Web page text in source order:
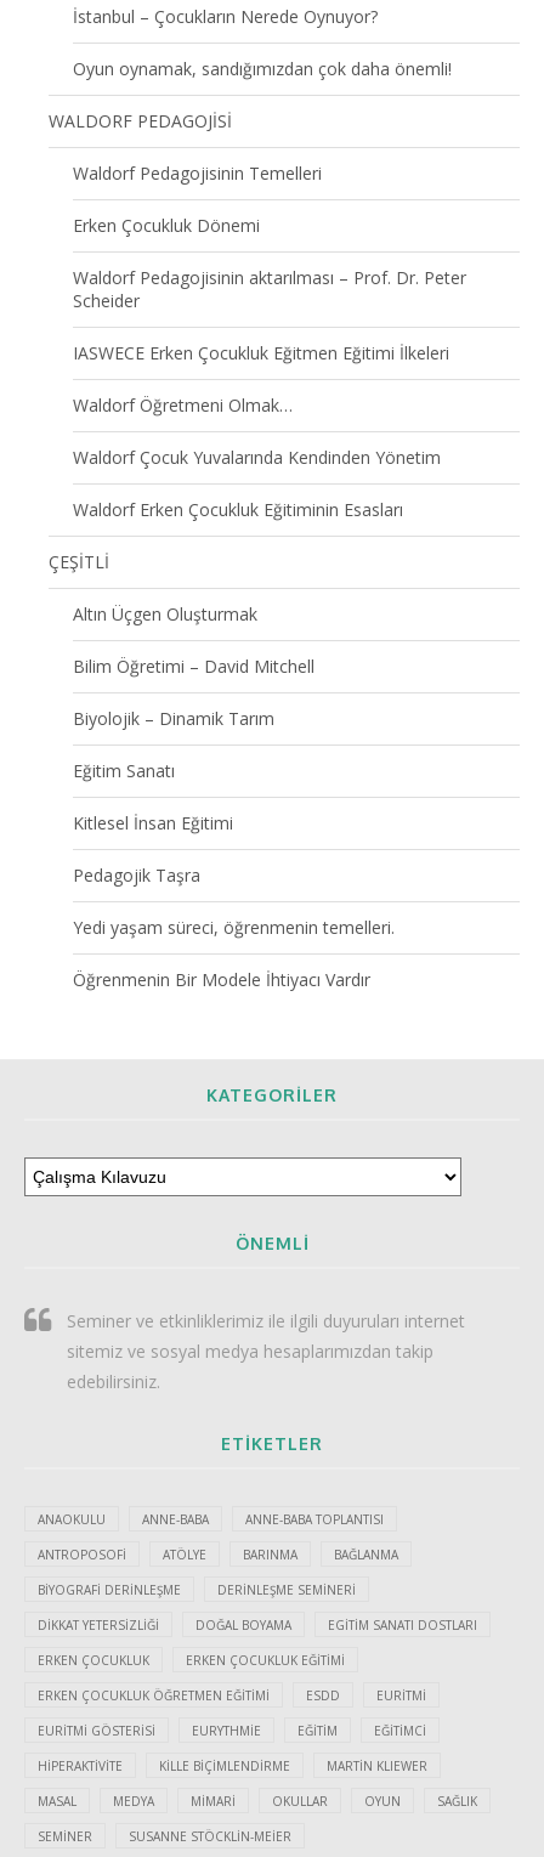
İstanbul – Çocukların Nerede Oynuyor?
Oyun oynamak, sandığımızdan çok daha önemli!
WALDORF PEDAGOJİSİ
Waldorf Pedagojisinin Temelleri
Erken Çocukluk Dönemi
Waldorf Pedagojisinin aktarılması – Prof. Dr. Peter
Scheider
IASWECE Erken Çocukluk Eğitmen Eğitimi İlkeleri
Waldorf Öğretmeni Olmak…
Waldorf Çocuk Yuvalarında Kendinden Yönetim
Waldorf Erken Çocukluk Eğitiminin Esasları
ÇEŞİTLİ
Altın Üçgen Oluşturmak
Bilim Öğretimi – David Mitchell
Biyolojik – Dinamik Tarım
Eğitim Sanatı
Kitlesel İnsan Eğitimi
Pedagojik Taşra
Yedi yaşam süreci, öğrenmenin temelleri.
Öğrenmenin Bir Modele İhtiyacı Vardır
KATEGORILER
ÖNEMLI
Seminer ve etkinliklerimiz ile ilgili duyuruları internet
sitemiz ve sosyal medya hesaplarımızdan takip
edebilirsiniz.
ETIKETLER
ANAOKULU ANNE-BABA ANNE-BABA TOPLANTISI
ANTROPOSOFI ATÖLYE BARINMA BAĞLANMA
BIYOGRAFI DERINLEŞME DERINLEŞME SEMINERI
DIKKAT YETERSIZLIĞI DOĞAL BOYAMA EGITIM SANATI DOSTLARI
ERKEN ÇOCUKLUK ERKEN ÇOCUKLUK EĞITIMI
ERKEN ÇOCUKLUK ÖĞRETMEN EĞITIMI ESDD EURITMI
EURITMI GÖSTERISI EURYTHMIE EĞITIM EĞITIMCI
HIPERAKTIVITE KILLE BIÇIMLENDIRME MARTIN KLIEWER
MASAL MEDYA MIMARI OKULLAR OYUN SAĞLIK
SEMINER SUSANNE STÖCKLIN-MEIER